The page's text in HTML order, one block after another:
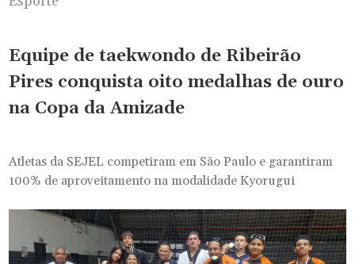
Equipe de taekwondo de Ribeirão
Pires conquista oito medalhas de ouro
na Copa da Amizade
Atletas da SEJEL competiram em São Paulo e garantiram
100% de aproveitamento na modalidade Kyorugui